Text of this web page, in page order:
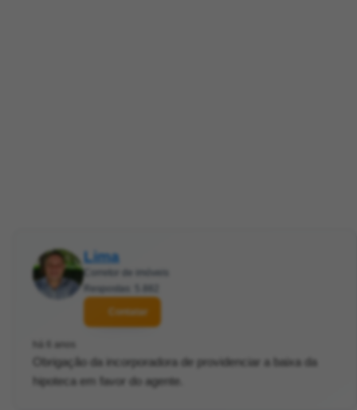
Lima
Corretor de imóveis
Respostas: 5.882
Contatar
há 6 anos
Obrigação da incorporadora de providenciar a baixa da
hipoteca em favor do agente.